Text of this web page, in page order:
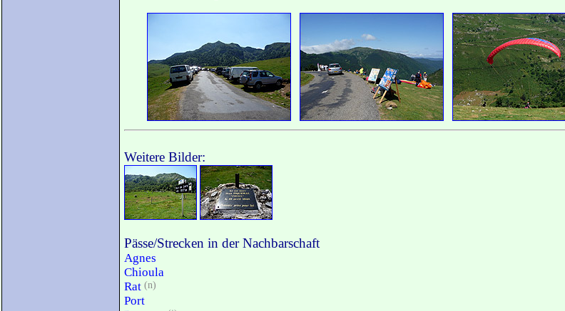
Weitere Bilder:
Pässe/Strecken in der Nachbarschaft
Agnes
Chioula
Rat (n)
Port